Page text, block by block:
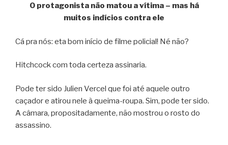
O protagonista não matou a vítima – mas há
muitos indícios contra ele
Cá pra nós: eta bom início de filme policial! Né não?
Hitchcock com toda certeza assinaria.
Pode ter sido Julien Vercel que foi até aquele outro
caçador e atirou nele à queima-roupa. Sim, pode ter sido.
A câmara, propositadamente, não mostrou o rosto do
assassino.